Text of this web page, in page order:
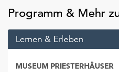
steht
Ihnen
am
Ende
der
Seite
Programm & Mehr
Lernen & Erleben
MUSEUM PRIESTERHÄUSER